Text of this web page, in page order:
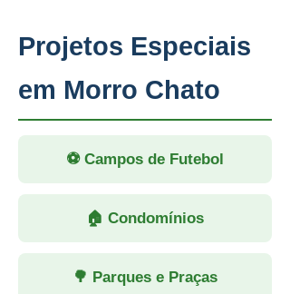
Projetos Especiais
em Morro Chato
⚽ Campos de Futebol
🏠 Condomínios
🌳 Parques e Praças